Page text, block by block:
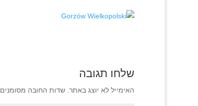
שלחו תגובה
האימייל לא יוצג באתר. שדות החובה מסומנים